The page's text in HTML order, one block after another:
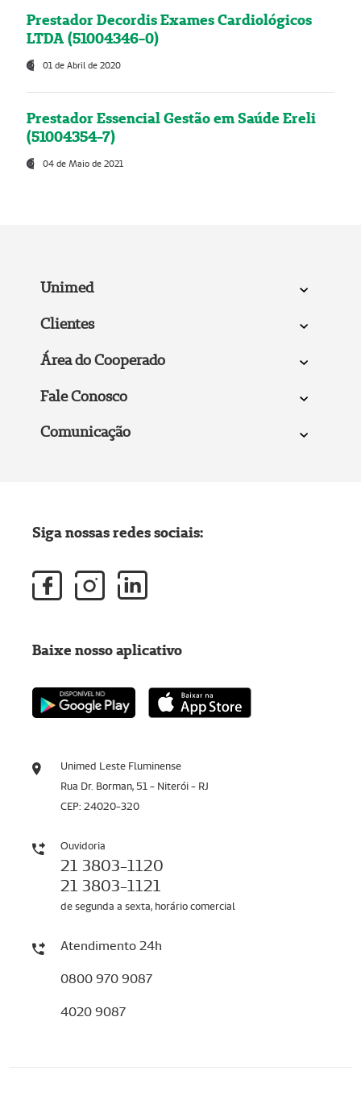
Prestador Decordis Exames Cardiológicos
LTDA (51004346-0)
01 de Abril de 2020
Prestador Essencial Gestão em Saúde Ereli
(51004354-7)
04 de Maio de 2021
Unimed
Clientes
Área do Cooperado
Fale Conosco
Comunicação
Unimed Leste Fluminense
Rua Dr. Borman, 51 - Niterói - RJ
CEP: 24020-320
Ouvidoria
21 3803-1120
21 3803-1121
de segunda a sexta, horário comercial
Atendimento 24h
0800 970 9087
4020 9087
Siga nossas redes sociais:
Baixe nosso aplicativo